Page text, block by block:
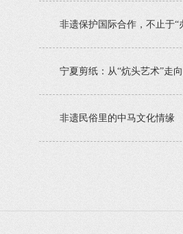
非遗保护国际合作，不止于“
宁夏剪纸：从“炕头艺术”走
非遗民俗里的中马文化情缘